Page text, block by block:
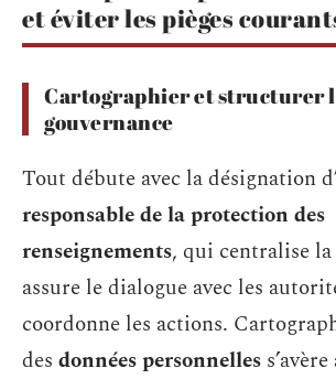
et éviter les pièges
Cartographier et structurer
gouvernance
Tout débute avec la désignation
responsable de la protection des
renseignements, qui centralise
assure le dialogue avec les
coordonne les actions.
des données personnelles